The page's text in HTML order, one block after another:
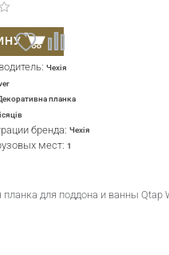
Чехія
планка
бренда: Чехія
мест: 1
планка для поддона и ванны Qtap